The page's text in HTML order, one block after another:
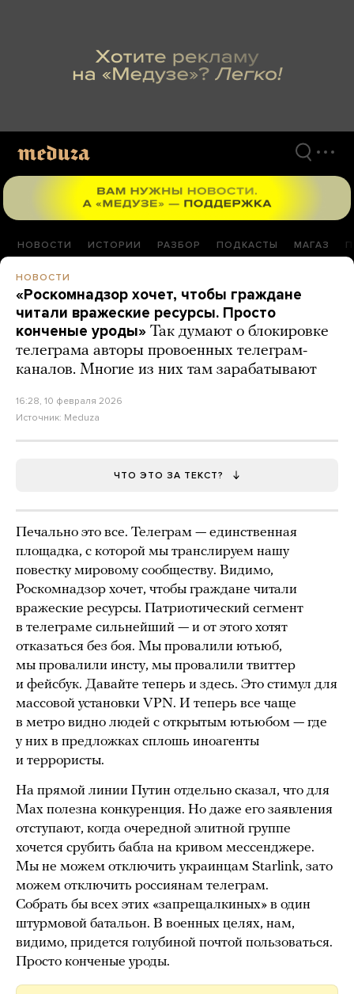
НОВОСТИ ИСТОРИИ РАЗБОР ПОДКАСТЫ МАГАЗ
НОВОСТИ
«Роскомнадзор хочет, чтобы граждане
читали вражеские ресурсы. Просто
конченые уроды» Так думают о блокировке
телеграма авторы провоенных телеграм-
каналов. Многие из них там зарабатывают
16:28, 10 февраля 2026
Источник: Meduza
ЧТО ЭТО ЗА ТЕКСТ?
Печально это все. Телеграм — единственная
площадка, с которой мы транслируем нашу
повестку мировому сообществу. Видимо,
Роскомнадзор хочет, чтобы граждане читали
вражеские ресурсы. Патриотический сегмент
в телеграме сильнейший — и от этого хотят
отказаться без боя. Мы провалили ютьюб,
мы провалили инсту, мы провалили твиттер
и фейсбук. Давайте теперь и здесь. Это стимул для
массовой установки VPN. И теперь все чаще
в метро видно людей с открытым ютьюбом — где
у них в предложках сплошь иноагенты
и террористы.
На прямой линии Путин отдельно сказал, что для
Max полезна конкуренция. Но даже его заявления
отступают, когда очередной элитной группе
хочется срубить бабла на кривом мессенджере.
Мы не можем отключить украинцам Starlink, зато
можем отключить россиянам телеграм.
Собрать бы всех этих «запрещалкиных» в один
штурмовой батальон. В военных целях, нам,
видимо, придется голубиной почтой пользоваться.
Просто конченые уроды.